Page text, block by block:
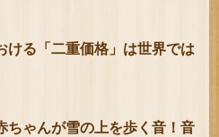
ける「二重価格」は世界では
ちゃんが雪の上を歩く音！音